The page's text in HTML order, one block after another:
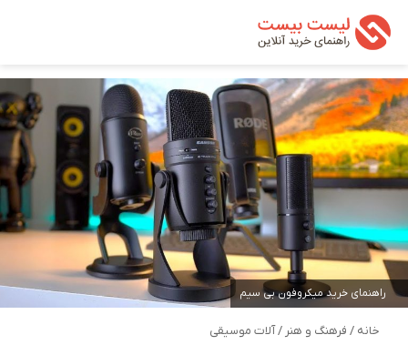
راهنمای خرید میکروفون بی سیم
خانه / فرهنگ و هنر /آلات موسیقی